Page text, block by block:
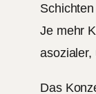
Je mehr
asozialer,
Das